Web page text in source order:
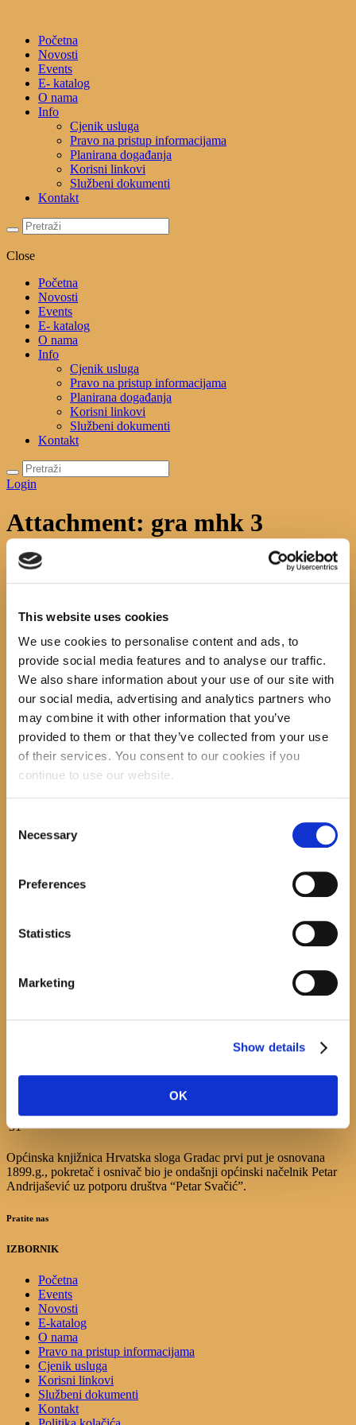
This website uses cookies
We use cookies to personalise content and ads, to
provide social media features and to analyse our traffic.
We also share information about your use of our site with
our social media, advertising and analytics partners who
may combine it with other information that you’ve
provided to them or that they’ve collected from your use
of their services. You consent to our cookies if you
continue to use our website.
Selection
Necessary
Preferences
Statistics
Marketing
Show details
OK
Početna
Novosti
Events
E- katalog
O nama
Info
Cjenik usluga
Pravo na pristup informacijama
Planirana događanja
Korisni linkovi
Službeni dokumenti
Kontakt
Close
Početna
Novosti
Events
E- katalog
O nama
Info
Cjenik usluga
Pravo na pristup informacijama
Planirana događanja
Korisni linkovi
Službeni dokumenti
Kontakt
Login
Attachment: gra mhk 3
Početna
Mjesec hrvatske knjige 2018. U gostima
Previous item gra mhk 2 Next item gra mhk 4
No image description ...
Search
Promocija zbirke pjesama "Iz staračkog domau Makarskoj"-poshumno Tihorad Mijo
Bartulović
Javni natječaj za imenovanje ravnatelja/ravnateljice Općinske knjižnice Hrvatska sloga
April 20, 2026
M T W T F S
S
10 11 12 13 14 15 16
31
Općinska knjižnica Hrvatska sloga Gradac prvi put je osnovana
1899.g., pokretač i osnivač bio je ondašnji općinski načelnik Petar
Andrijašević uz potporu društva “Petar Svačić”.
Pratite nas
IZBORNIK
Početna
Events
Novosti
E-katalog
O nama
Pravo na pristup informacijama
Cjenik usluga
Korisni linkovi
Službeni dokumenti
Kontakt